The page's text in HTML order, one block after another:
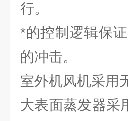
行。
*的控制逻辑保
的冲击。
室外机风机采用
大表面蒸发器采